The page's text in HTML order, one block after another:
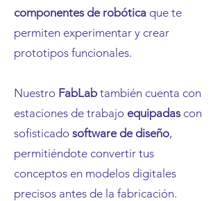
componentes de robótica que te
permiten experimentar y crear
prototipos funcionales.
Nuestro FabLabtambién cuenta con
estaciones de trabajo equipadas con
sofisticado software de diseño,
permitiéndote convertir tus
conceptos en modelos digitales
precisos antes de la fabricación.